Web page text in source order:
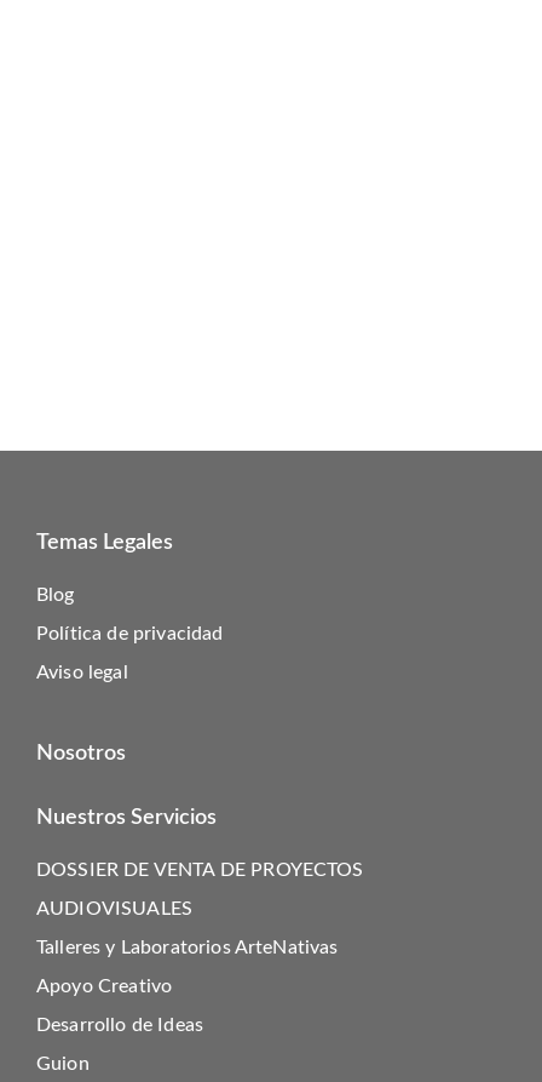
Temas Legales
Blog
Política de privacidad
Aviso legal
Nosotros
Nuestros Servicios
DOSSIER DE VENTA DE PROYECTOS
AUDIOVISUALES
Talleres y Laboratorios ArteNativas
Apoyo Creativo
Desarrollo de Ideas
Guion